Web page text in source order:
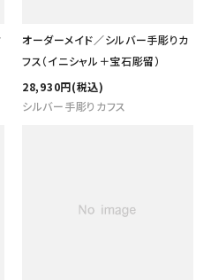
オーダーメイド／シルバー手彫りカ
フス（イニシャル＋宝石彫留）
28,930円(税込)
シルバー手彫りカフス